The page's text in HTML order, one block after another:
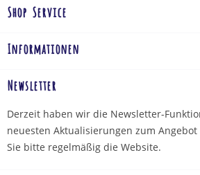
Shop Service
Informationen
Newsletter
Derzeit haben wir die Newsletter-
neuesten Aktualisierungen zum
Sie bitte regelmäßig die Website.